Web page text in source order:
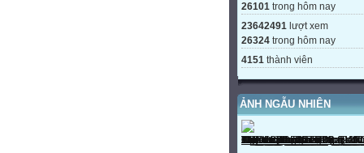
26101 trong hôm nay
23642491 lượt xem
26324 trong hôm nay
4151 thành viên
ẢNH NGẪU NHIÊN